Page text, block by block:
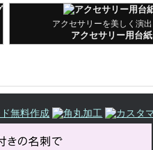
アクセサリーを美しく演出
アクセサリー用台紙